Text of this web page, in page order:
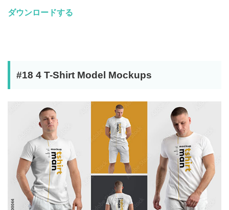
ダウンロードする
#18 4 T-Shirt Model Mockups